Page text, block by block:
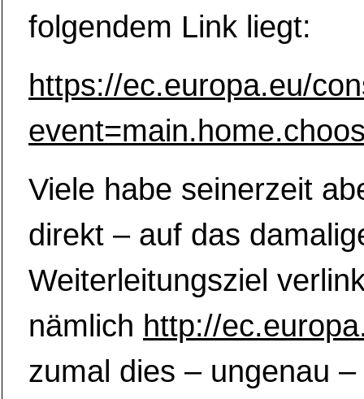
folgendem Link liegt:
https://ec.europa.eu/
Viele habe seinerzeit
direkt – auf das
Weiterleitungsziel
nämlich http://
zumal dies – ungenau –